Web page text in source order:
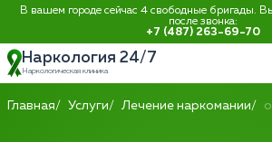
В вашем городе сейчас 4 свободные бригады.
после звонка:
+7 (487) 263-69-70
Наркология 24/7
Наркологическая клиника
Главная Услуги Лечение наркомании